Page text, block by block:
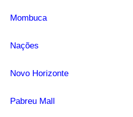
Mombuca
Nações
Novo Horizonte
Pabreu Mall